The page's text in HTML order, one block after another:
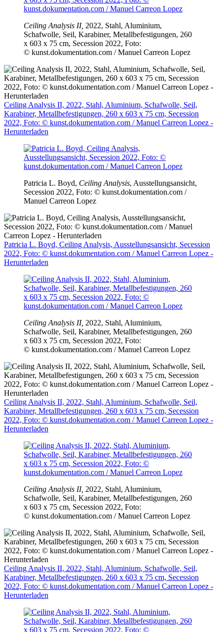
Ceiling Analysis II, 2022, Stahl, Aluminium,
Schafwolle, Seil, Karabiner, Metallbefestigungen, 260
x 603 x 75 cm, Secession 2022, Foto:
© kunst.dokumentation.com / Manuel Carreon Lopez
Ceiling Analysis II, 2022, Stahl, Aluminium, Schafwolle, Seil,
Karabiner, Metallbefestigungen, 260 x 603 x 75 cm, Secession
2022, Foto: © kunst.dokumentation.com / Manuel Carreon Lopez -
Herunterladen
Patricia L. Boyd, Ceiling Analysis, Ausstellungsansicht,
Secession 2022, Foto: © kunst.dokumentation.com /
Manuel Carreon Lopez
Patricia L. Boyd, Ceiling Analysis, Ausstellungsansicht, Secession
2022, Foto: © kunst.dokumentation.com / Manuel Carreon Lopez -
Herunterladen
Ceiling Analysis II, 2022, Stahl, Aluminium,
Schafwolle, Seil, Karabiner, Metallbefestigungen, 260
x 603 x 75 cm, Secession 2022, Foto:
© kunst.dokumentation.com / Manuel Carreon Lopez
Ceiling Analysis II, 2022, Stahl, Aluminium, Schafwolle, Seil,
Karabiner, Metallbefestigungen, 260 x 603 x 75 cm, Secession
2022, Foto: © kunst.dokumentation.com / Manuel Carreon Lopez -
Herunterladen
Ceiling Analysis II, 2022, Stahl, Aluminium,
Schafwolle, Seil, Karabiner, Metallbefestigungen, 260
x 603 x 75 cm, Secession 2022, Foto:
© kunst.dokumentation.com / Manuel Carreon Lopez
Ceiling Analysis II, 2022, Stahl, Aluminium, Schafwolle, Seil,
Karabiner, Metallbefestigungen, 260 x 603 x 75 cm, Secession
2022, Foto: © kunst.dokumentation.com / Manuel Carreon Lopez -
Herunterladen